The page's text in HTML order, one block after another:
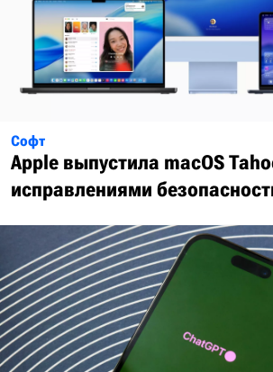
Софт
Apple выпустила macOS
исправлениями